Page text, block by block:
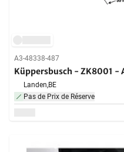
A3-48338-487
Küppersbusch - ZK8001 -
Landen,BE
Pas de Prix de Réserve